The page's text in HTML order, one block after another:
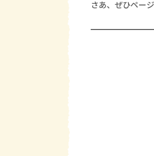
さあ、ぜひペー